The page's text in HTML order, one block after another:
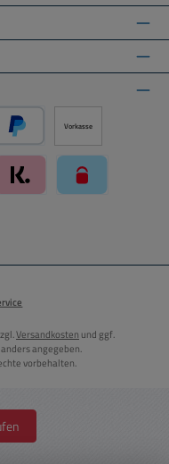
über PayPal
Später Bezahlen über PayPal
Vorkasse
Versandkosten und ggf.
angegeben.
vorbehalten.